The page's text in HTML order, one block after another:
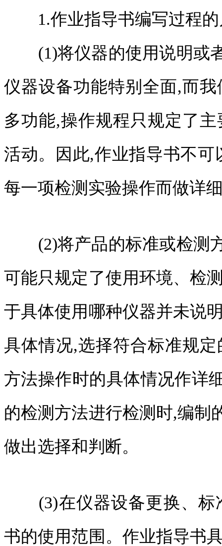
1.作业指导书编写过程的
(1)将仪器的使用说明或者
仪器设备功能特别全面,而
多功能,操作规程只规定了
活动。因此,作业指导书不
每一项检测实验操作而做详
(2)将产品的标准或检测方
可能只规定了使用环境、检
于具体使用哪种仪器并未说
具体情况,选择符合标准规
方法操作时的具体情况作详
的检测方法进行检测时,编制
做出选择和判断。
(3)在仪器设备更换、标
书的使用范围。作业指导书